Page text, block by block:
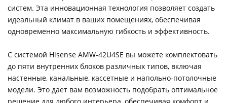
систем. Эта инновационная технология позволяет создать
идеальный климат в ваших помещениях, обеспечивая
одновременно максимальную гибкость и эффективность.
С системой Hisense AMW-42U4SE вы можете комплектовать
до пяти внутренних блоков различных типов, включая
настенные, канальные, кассетные и напольно-потолочные
модели. Это дает вам возможность подобрать оптимальное